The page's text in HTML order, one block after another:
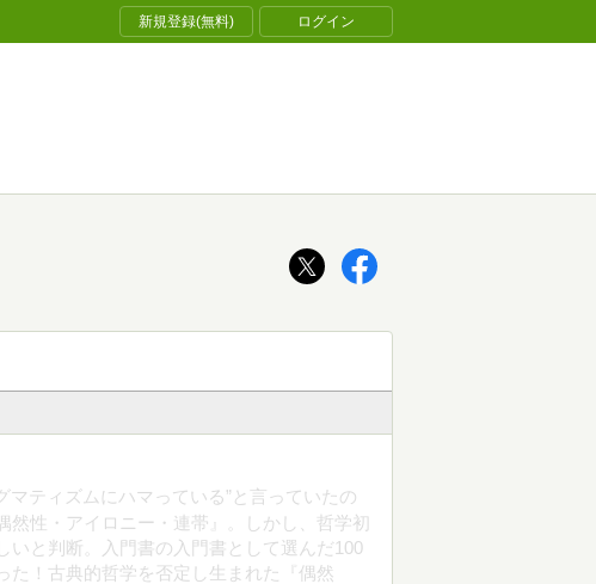
新規登録(無料) ログイン
マティズムにハマっている”と言っていたの
性・アイロニー・連帯』。しかし、哲学初
と判断。入門書の入門書として選んだ100
た！古典的哲学を否定し生まれた『偶然